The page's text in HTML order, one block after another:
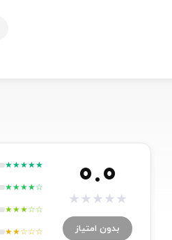
0.0
★
★
★
★
★
بدون امتیاز
★★★★★
★★★★☆
★★★☆☆
★★☆☆☆